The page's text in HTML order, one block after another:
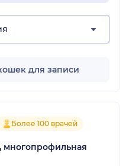
для записи
Более 100 врачей
многопрофильная